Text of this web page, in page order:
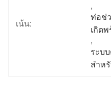
เน้น:
,
ท่อช่
เกิด
,
ระบ
สำห